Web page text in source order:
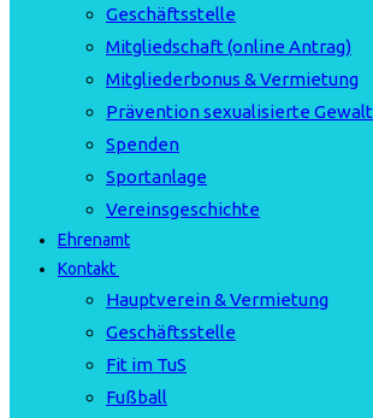
Geschäftsstelle
Mitgliedschaft (online Antrag)
Mitgliederbonus & Vermietung
Prävention sexualisierte Gewalt
Spenden
Sportanlage
Vereinsgeschichte
Ehrenamt
Kontakt
Hauptverein & Vermietung
Geschäftsstelle
Fit im TuS
Fußball